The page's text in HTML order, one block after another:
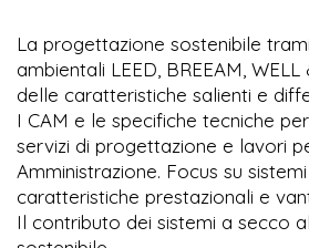
La progettazione sostenibile
ambientali LEED, BREEAM, WELL
delle caratteristiche salienti e
I CAM e le specifiche tecniche
servizi di progettazione e lavori
Amministrazione. Focus su
caratteristiche prestazionali e
Il contributo dei sistemi a secco